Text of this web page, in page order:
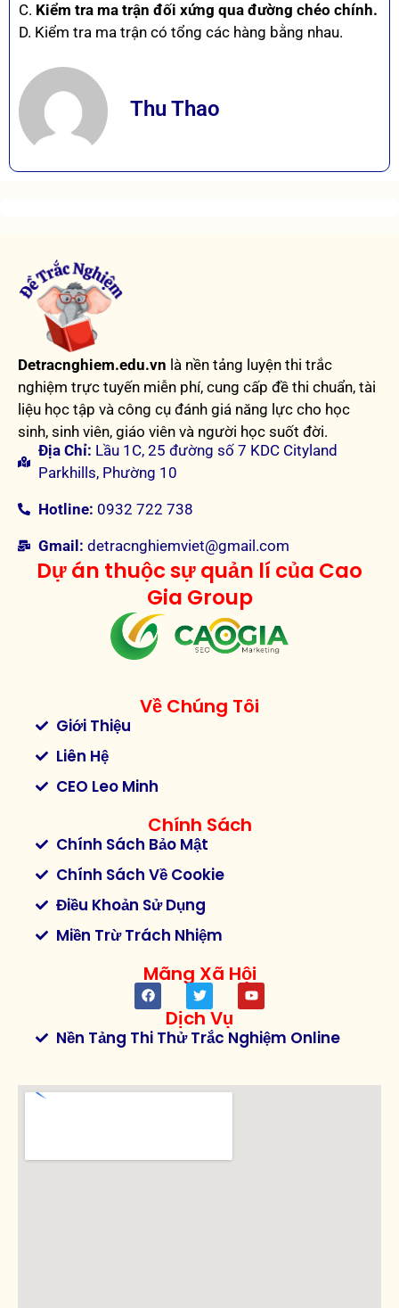
C. Kiểm tra ma trận đối xứng qua đường chéo chính.
D. Kiểm tra ma trận có tổng các hàng bằng nhau.
Thu Thao
Detracnghiem.edu.vn là nền tảng luyện thi trắc
nghiệm trực tuyến miễn phí, cung cấp đề thi chuẩn, tài
liệu học tập và công cụ đánh giá năng lực cho học
sinh, sinh viên, giáo viên và người học suốt đời.
Địa Chỉ: Lầu 1C, 25 đường số 7 KDC Cityland
Parkhills, Phường 10
Hotline: 0932 722 738
Gmail: detracnghiemviet@gmail.com
Dự án thuộc sự quản lí của Cao
Gia Group
Về Chúng Tôi
Giới Thiệu
Liên Hệ
CEO Leo Minh
Chính Sách
Chính Sách Bảo Mật
Chính Sách Về Cookie
Điều Khoản Sử Dụng
Miền Trừ Trách Nhiệm
Mãng Xã Hội
Dịch Vụ
Nền Tảng Thi Thử Trắc Nghiệm Online